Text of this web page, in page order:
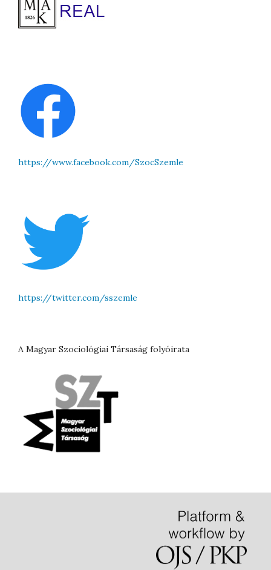
https://www.facebook.com/SzocSzemle
https://twitter.com/sszemle
A Magyar Szociológiai Társaság folyóirata